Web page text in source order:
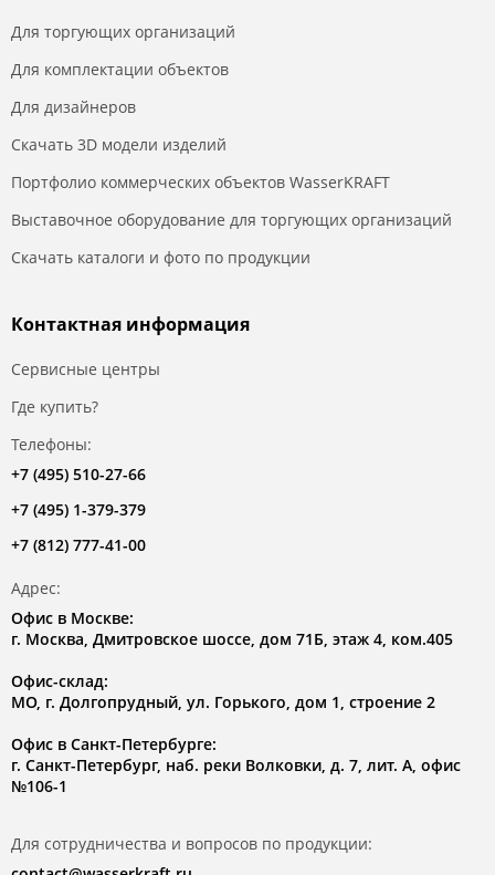
Для торгующих организаций
Для комплектации объектов
Для дизайнеров
Скачать 3D модели изделий
Портфолио коммерческих объектов WasserKRAFT
Выставочное оборудование для торгующих организаций
Скачать каталоги и фото по продукции
Контактная информация
Сервисные центры
Где купить?
Телефоны:
+7 (495) 510-27-66
+7 (495) 1-379-379
+7 (812) 777-41-00
Адрес:
Офис в Москве:
г. Москва, Дмитровское шоссе, дом 71Б, этаж 4, ком.405
Офис-склад:
МО, г. Долгопрудный, ул. Горького, дом 1, строение 2
Офис в Санкт-Петербурге:
г. Санкт-Петербург, наб. реки Волковки, д. 7, лит. А, офис
№106-1
Для сотрудничества и вопросов по продукции: